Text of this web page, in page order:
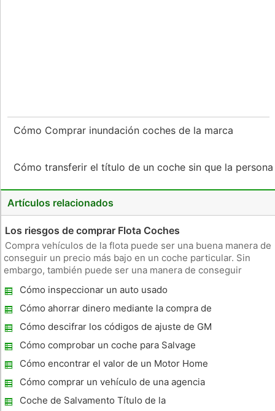
Cómo Comprar inundación coches de la marca
Cómo transferir el título de un coche sin que la
Artículos relacionados
Los riesgos de comprar Flota Coches
Compra vehículos de la flota puede ser una buena manera de
conseguir un precio más bajo en un coche particular. Sin
embargo, también puede ser una manera de conseguir
mantenido correctamente. El precio no debe ser el único
factor en la compra de
Cómo inspeccionar un auto usado
mecánicamente
Cómo ahorrar dinero mediante la compra de
dos a tres años-Old Car
Cómo descifrar los códigos de ajuste de GM
Cómo comprobar un coche para Salvage
Damage
Cómo encontrar el valor de un Motor Home
Cómo comprar un vehículo de una agencia
de alquiler
Coche de Salvamento Título de la